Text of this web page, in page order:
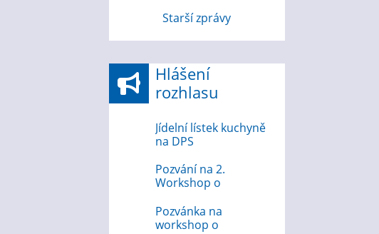
Starší zprávy
Hlášení
rozhlasu
Jídelní lístek kuchyně
na DPS
Pozvání na 2.
Workshop o
internetu
Pozvánka na
workshop o